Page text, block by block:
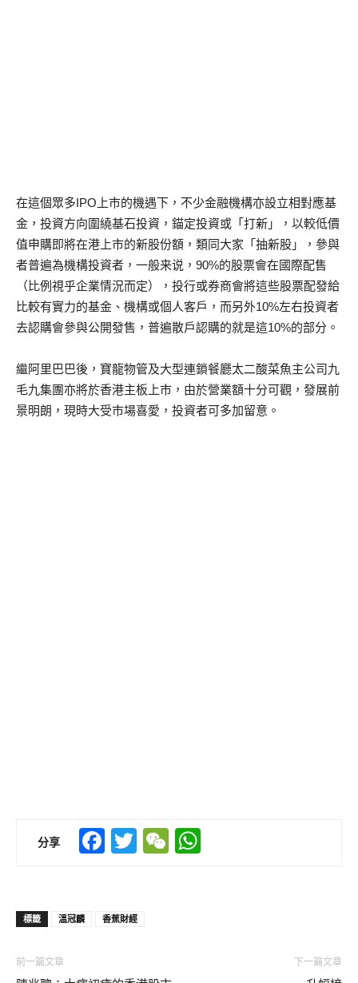
在這個眾多IPO上市的機遇下，不少金融機構亦設立相對應基
金，投資方向圍繞基石投資，錨定投資或「打新」，以較低價
值申購即將在港上市的新股份額，類同大家「抽新股」，參與
者普遍為機構投資者，一般来说，90%的股票會在國際配售
（比例視乎企業情況而定），投行或券商會將這些股票配發給
比較有實力的基金、機構或個人客戶，而另外10%左右投資者
去認購會參與公開發售，普遍散戶認購的就是這10%的部分。
繼阿里巴巴後，寶龍物管及大型連鎖餐廳太二酸菜魚主公司九
毛九集團亦將於香港主板上市，由於營業額十分可觀，發展前
景明朗，現時大受市場喜愛，投資者可多加留意。
分享 Facebook
TwitterWeChat
標籤 溫冠麟 香蕉財經
前一篇文章 下一篇文章